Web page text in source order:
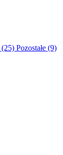
(25) Pozostałe (9)